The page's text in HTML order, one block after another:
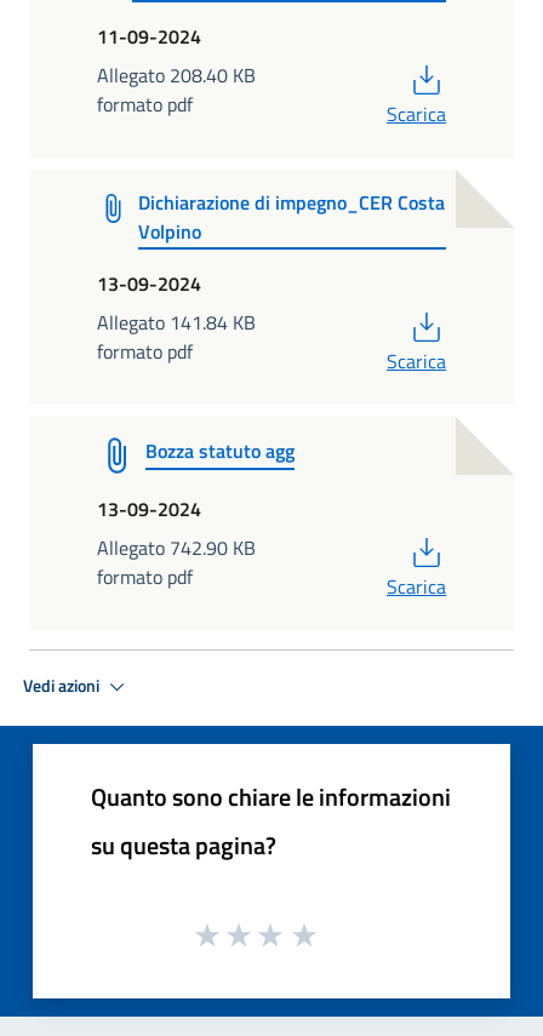
11-09-2024
Allegato 208.40 KB
formato pdf
Scarica
Dichiarazione di impegno_CER Costa
Volpino
13-09-2024
Allegato 141.84 KB
formato pdf
Scarica
Bozza statuto agg
13-09-2024
Allegato 742.90 KB
formato pdf
Scarica
Vedi azioni
Quanto sono chiare le informazioni
su questa pagina?